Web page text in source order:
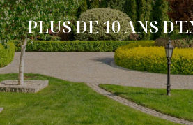
PLUS DE 10 ANS